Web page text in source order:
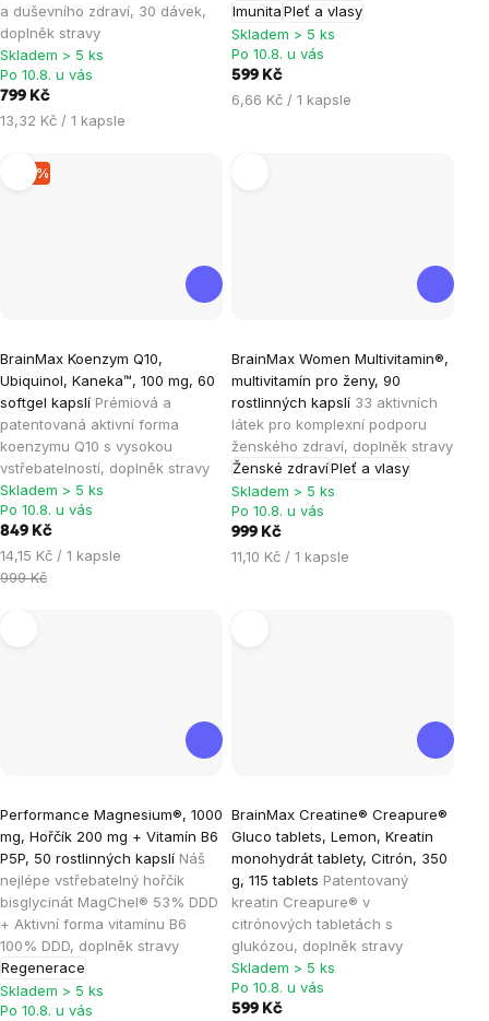
a duševního zdraví, 30 dávek,
doplněk stravy
4,7
z
5
hvězdiček.
Skladem > 5 ks
Po 10.8. u vás
799 Kč
Měrná
13,32 Kč / 1 kapsle
ImunitaPleť a vlasy
4,9
z
5
hvězdiček.
Skladem > 5 ks
Po 10.8. u vás
599 Kč
Měrná
6,66 Kč / 1 kapsle
–15 %
BrainMax Koenzym Q10,
Ubiquinol, Kaneka™, 100 mg, 60
softgel kapslí Prémiová a
patentovaná aktivní forma
koenzymu Q10 s vysokou
vstřebatelností, doplněk stravy
hodnocení
produktu
je
4,9
z
5
hvězdiček.
Skladem > 5 ks
Po 10.8. u vás
849 Kč
Měrná
cena:
14,15 Kč / 1 kapsle
999 Kč
BrainMax Women Multivitamin®,
multivitamín pro ženy, 90
rostlinných kapslí 33 aktivních
látek pro komplexní podporu
ženského zdraví, doplněk stravy
Ženské zdravíPleť a vlasy
hodnocení
produktu
je
4,9
z
5
hvězdiček.
Skladem > 5 ks
Po 10.8. u vás
999 Kč
Měrná
11,10 Kč / 1 kapsle
Performance Magnesium®, 1000
mg, Hořčík 200 mg + Vitamín B6
P5P, 50 rostlinných kapslí Náš
nejlépe vstřebatelný hořčík
bisglycinát MagChel® 53% DDD
+ Aktivní forma vitamínu B6
100% DDD, doplněk stravy
Regenerace
hodnocení
produktu
je
4,9
z
5
hvězdiček.
Skladem > 5 ks
Po 10.8. u vás
BrainMax Creatine® Creapure®
Gluco tablets, Lemon, Kreatin
monohydrát tablety, Citrón, 350
g, 115 tablets Patentovaný
kreatin Creapure® v
citrónových tabletách s
glukózou, doplněk stravy
hodnocení
produktu
je
5,0
z
5
hvězdiček.
Skladem > 5 ks
Po 10.8. u vás
599 Kč